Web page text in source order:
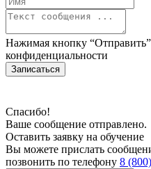
Нажимая кнопку “Отправить”
конфиденциальности
Записаться
Спасибо!
Ваше сообщение отправлено.
Оставить заявку на обучение
Вы можете прислать
позвонить по телефону 8